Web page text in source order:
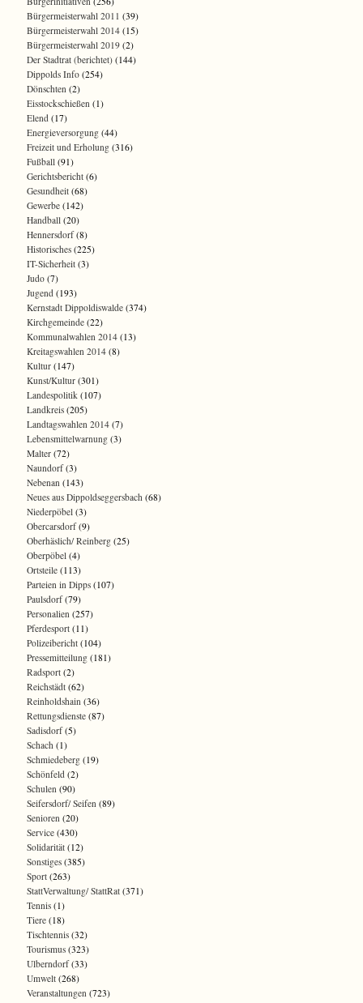
Bürgermeisterwahl 2011 (39)
Bürgermeisterwahl 2014 (15)
Bürgermeisterwahl 2019 (2)
Der Stadtrat (berichtet) (144)
Dippolds Info (254)
Dönschten (2)
Eisstockschießen (1)
Elend (17)
Energieversorgung (44)
Freizeit und Erholung (316)
Fußball (91)
Gerichtsbericht (6)
Gesundheit (68)
Gewerbe (142)
Handball (20)
Hennersdorf(8)
Historisches (225)
IT-Sicherheit (3)
Judo (7)
Jugend (193)
Kernstadt Dippoldiswalde (374)
Kirchgemeinde (22)
Kommunalwahlen 2014 (13)
Kreitagswahlen 2014 (8)
Kultur (147)
Kunst/Kultur (301)
Landespolitik (107)
Landkreis (205)
Landtagswahlen 2014 (7)
Lebensmittelwarnung (3)
Malter (72)
Naundorf(3)
Nebenan (143)
Neues aus Dippoldseggersbach (68)
Niederpöbel (3)
Obercarsdorf(9)
Oberhäslich/ Reinberg (25)
Oberpöbel (4)
Ortsteile (113)
Parteien in Dipps (107)
Paulsdorf(79)
Personalien (257)
Pferdesport (11)
Polizeibericht (104)
Pressemitteilung (181)
Radsport (2)
Reichstädt (62)
Reinholdshain (36)
Rettungsdienste (87)
Sadisdorf(5)
Schach (1)
Schmiedeberg (19)
Schönfeld (2)
Schulen (90)
Seifersdorf/ Seifen (89)
Senioren (20)
Service (430)
Solidarität (12)
Sonstiges (385)
Sport (263)
StattVerwaltung/ StattRat (371)
Tennis (1)
Tiere (18)
Tischtennis (32)
Tourismus (323)
Ulberndorf(33)
Umwelt (268)
Veranstaltungen (723)